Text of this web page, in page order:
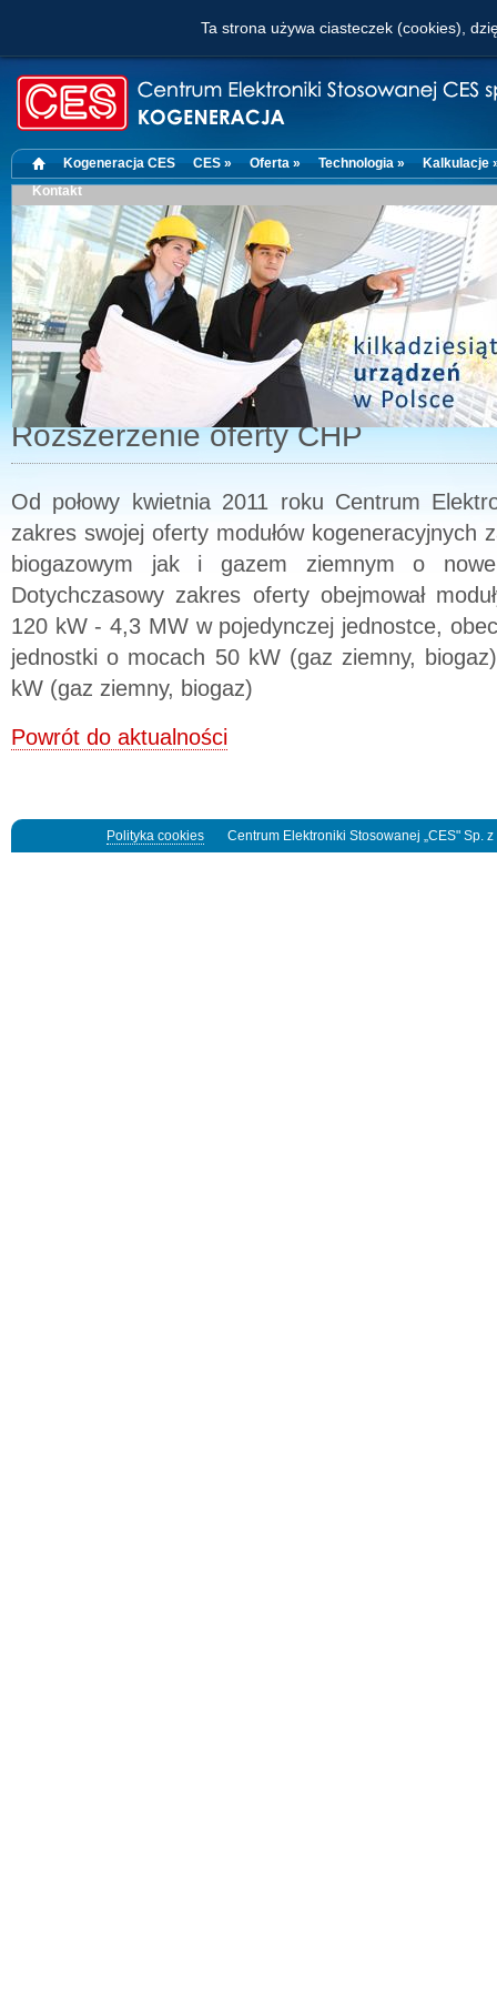
Kogeneracja CES CES » Oferta » Technologia »
Kalkulacje
Kontakt
Rozszerzenie oferty CHP
Od połowy kwietnia 2011 roku Centrum
zakres swojej oferty modułów kogeneracyjnych
biogazowym jak i gazem ziemnym o
Dotychczasowy zakres oferty obejmował
120 kW - 4,3 MW w pojedynczej jednostce,
jednostki o mocach 50 kW (gaz ziemny,
kW (gaz ziemny, biogaz)
Powrót do aktualności
Polityka cookies Centrum Elektroniki Stosowanej „CES" Sp. z
Ta strona używa ciasteczek (cookies),